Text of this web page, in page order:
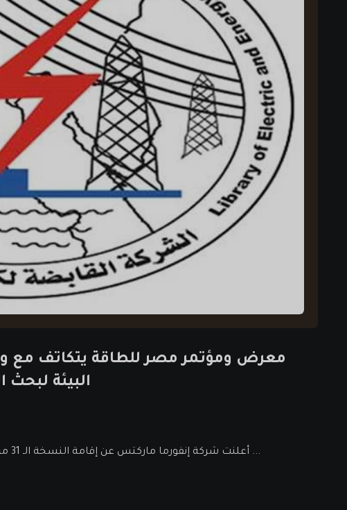
معرض ومؤتمر مصر للطاقة يتكاتف مع
البيئة
أعلنت شركة إنفورما ماركتس عن إقامة النسخة الـ 31 من معرض ومؤتمر مصر للطاقة 2022 فى الفترة بين 30 أكتوبر ...